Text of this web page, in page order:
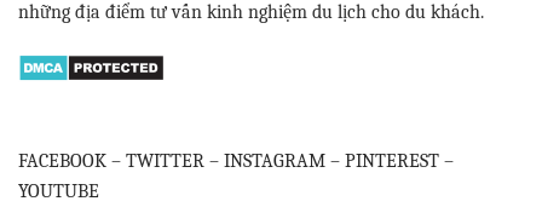
những địa điểm tư vấn kinh nghiệm du lịch cho du khách.
FACEBOOK – TWITTER – INSTAGRAM – PINTEREST –
YOUTUBE